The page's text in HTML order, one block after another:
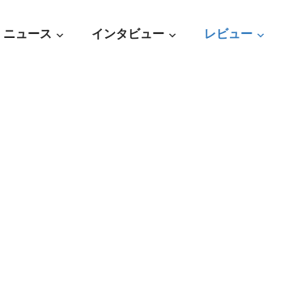
ニュース インタビュー レビュー